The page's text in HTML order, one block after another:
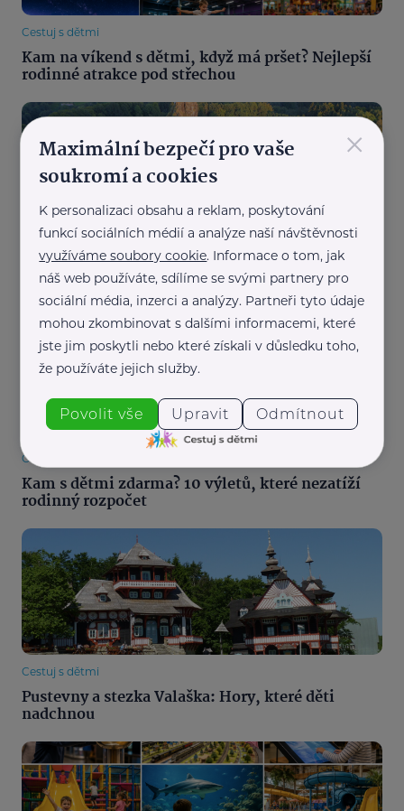
Cestuj s dětmi
Kam na víkend s dětmi, když má pršet? Nejlepší
rodinné atrakce pod střechou
Zřícenina Trosky: Dobrodružství mezi dvěma
věžemi
Cestuj s dětmi
Kam s dětmi zdarma? 10 výletů, které nezatíží
rodinný rozpočet
Cestuj s dětmi
Pustevny a stezka Valaška: Hory, které děti
nadchnou
×
Maximální bezpečí pro vaše
soukromí a cookies
K personalizaci obsahu a reklam, poskytování
funkcí sociálních médií a analýze naší návštěvnosti
využíváme soubory cookie. Informace o tom, jak
náš web používáte, sdílíme se svými partnery pro
sociální média, inzerci a analýzy. Partneři tyto údaje
mohou zkombinovat s dalšími informacemi, které
jste jim poskytli nebo které získali v důsledku toho,
že používáte jejich služby.
Povolit vše Upravit Odmítnout